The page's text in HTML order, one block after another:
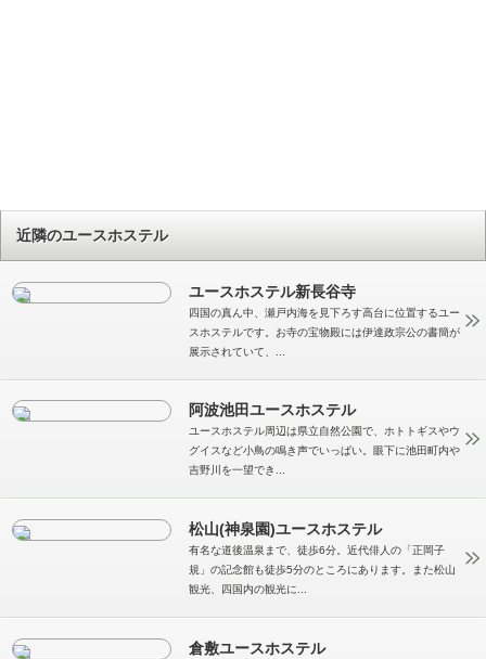
近隣のユースホステル
ユースホステル新長谷寺
四国の真ん中、瀬戸内海を見下ろす高台に位置するユー
スホステルです。お寺の宝物殿には伊達政宗公の書簡が
展示されていて、...
阿波池田ユースホステル
ユースホステル周辺は県立自然公園で、ホトトギスやウ
グイスなど小鳥の鳴き声でいっぱい。眼下に池田町内や
吉野川を一望でき...
松山(神泉園)ユースホステル
有名な道後温泉まで、徒歩6分。近代俳人の「正岡子
規」の記念館も徒歩5分のところにあります。また松山
観光、四国内の観光に...
倉敷ユースホステル